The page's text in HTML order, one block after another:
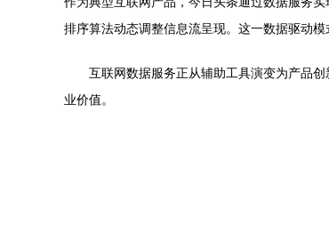
排序算法动态调整信息流呈现。这一数据驱动
互联网数据服务正从辅助工具演变为产品
业价值。